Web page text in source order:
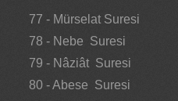
77 - Mürselat Suresi
78 - Nebe Suresi
79 - Nâziât Suresi
80 - Abese Suresi